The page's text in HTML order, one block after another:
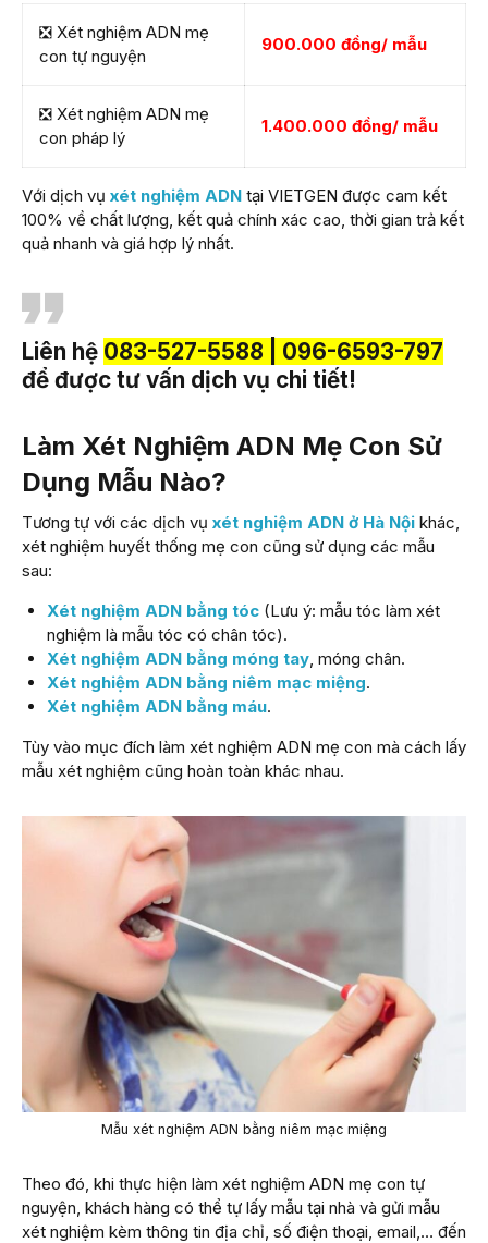
❎ Xét nghiệm ADN mẹ
con tự nguyện
900.000 đồng/ mẫu
❎ Xét nghiệm ADN mẹ
con pháp lý
1.400.000 đồng/ mẫu
Với dịch vụ xét nghiệm ADN tại VIETGEN được cam kết
100% về chất lượng, kết quả chính xác cao, thời gian trả kết
quả nhanh và giá hợp lý nhất.
Liên hệ 083-527-5588 | 096-6593-797
để được tư vấn dịch vụ chi tiết!
Làm Xét Nghiệm ADN Mẹ Con Sử
Dụng Mẫu Nào?
Tương tự với các dịch vụ xét nghiệm ADN ở Hà Nội khác,
xét nghiệm huyết thống mẹ con cũng sử dụng các mẫu
sau:
Xét nghiệm ADN bằng tóc(Lưu ý: mẫu tóc làm xét
nghiệm là mẫu tóc có chân tóc).
Xét nghiệm ADN bằng móng tay, móng chân.
Xét nghiệm ADN bằng niêm mạc miệng.
Xét nghiệm ADN bằng máu.
Tùy vào mục đích làm xét nghiệm ADN mẹ con mà cách lấy
mẫu xét nghiệm cũng hoàn toàn khác nhau.
Mẫu xét nghiệm ADN bằng niêm mạc miệng
Theo đó, khi thực hiện làm xét nghiệm ADN mẹ con tự
nguyện, khách hàng có thể tự lấy mẫu tại nhà và gửi mẫu
xét nghiệm kèm thông tin địa chỉ, số điện thoại, email,… đến